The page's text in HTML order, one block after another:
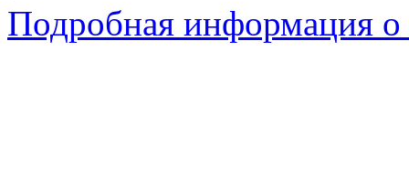
Подробная информация о